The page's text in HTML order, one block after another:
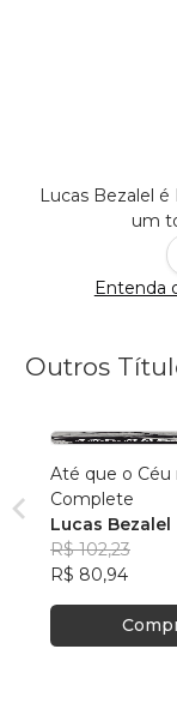
Lucas Bezalel
um
Entenda
Outros
Até que o Céu
Complete
Lucas Bezalel
R$ 102,23
R$ 80,94